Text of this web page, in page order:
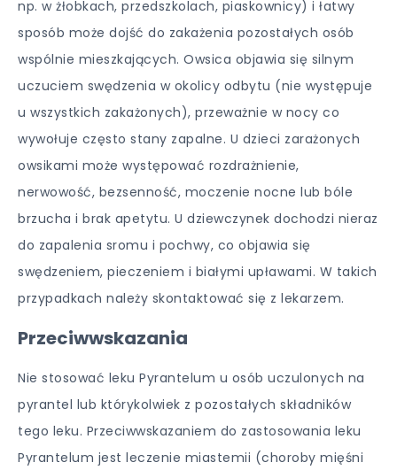
np. w żłobkach, przedszkolach, piaskownicy) i łatwy
sposób może dojść do zakażenia pozostałych osób
wspólnie mieszkających. Owsica objawia się silnym
uczuciem swędzenia w okolicy odbytu (nie występuje
u wszystkich zakażonych), przeważnie w nocy co
wywołuje często stany zapalne. U dzieci zarażonych
owsikami może występować rozdrażnienie,
nerwowość, bezsenność, moczenie nocne lub bóle
brzucha i brak apetytu. U dziewczynek dochodzi nieraz
do zapalenia sromu i pochwy, co objawia się
swędzeniem, pieczeniem i białymi upławami. W takich
przypadkach należy skontaktować się z lekarzem.
Przeciwwskazania
Nie stosować leku Pyrantelum u osób uczulonych na
pyrantel lub którykolwiek z pozostałych składników
tego leku. Przeciwwskazaniem do zastosowania leku
Pyrantelum jest leczenie miastemii (choroby mięśni